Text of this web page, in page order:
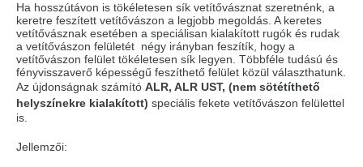
Ha hosszútávon is tökéletesen sík vetítővásznat szeretnénk, a
keretre feszített vetítővászon a legjobb megoldás. A keretes
vetítővásznak esetében a speciálisan kialakított rugók és rudak
a vetítővászon felületét négy irányban feszítík, hogy a
vetítővászon felület tökéletesen sík legyen. Többféle tudású és
fényvisszaverő képességű feszíthető felület közül választhatunk.
Az újdonságnak számító ALR, ALR UST, (nem sötétíthető
helyszínekre kialakított) speciális fekete vetítővászon felülettel
is.
Jellemzői: